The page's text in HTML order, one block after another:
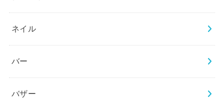
ネイル
バー
バザー